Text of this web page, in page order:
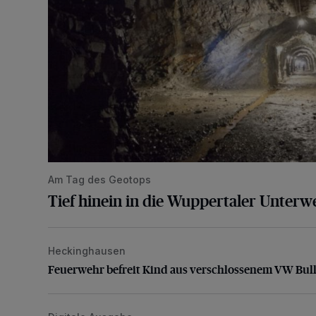
Am Tag des Geotops
Tief hinein in die Wuppertaler
Feuerwehr befreit Kind aus verschlossenem VW Bulli
Heckinghausen
Feuerwehr befreit Kind aus verschlossenem VW